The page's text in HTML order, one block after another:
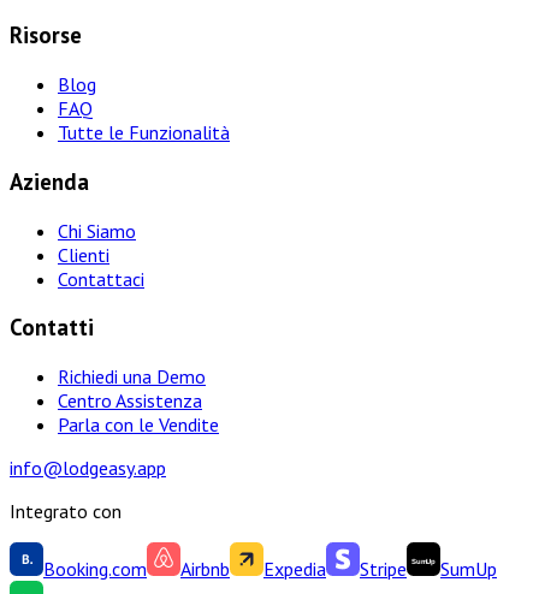
Risorse
Blog
FAQ
Tutte le Funzionalità
Azienda
Chi Siamo
Clienti
Contattaci
Contatti
Richiedi una Demo
Centro Assistenza
Parla con le Vendite
info@lodgeasy.app
Integrato con
Booking.com Airbnb Expedia Stripe
SumUp